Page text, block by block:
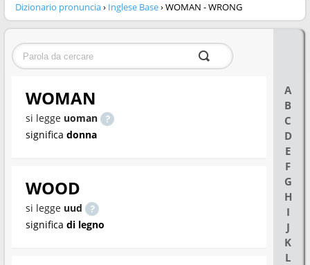
Dizionario pronuncia› Inglese Base› WOMAN - WRONG
A
B
C
D
E
F
G
H
I
J
K
L
WOMAN
si legge uoman
significa donna
WOOD
si legge uud
significa di legno